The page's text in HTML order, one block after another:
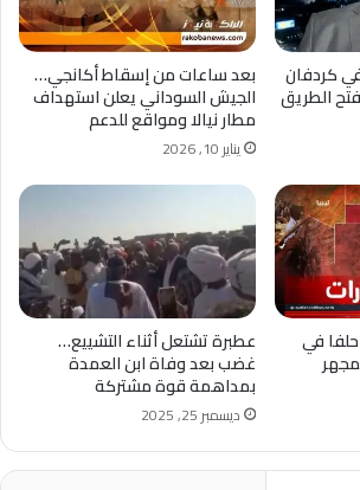
كردفان
الطريق
بعد ساعات من إسقاط أكانجي…
الجيش السوداني يعلن استهداف
مطار نيالا ومواقع للدعم
يناير 10, 2026
في عطبرة تشتعل أثناء التشييع…
غضب بعد وفاة ابن العمدة
بمداهمة قوة مشتركة
ديسمبر 25, 2025